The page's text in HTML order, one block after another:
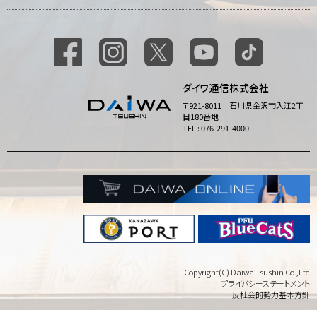
ダイワ通信株式会社
〒921-8011 石川県金沢市入江2丁
目180番地
TEL : 076-291-4000
Copyright(C) Daiwa Tsushin Co.,Ltd
プライバシーステートメント
反社会的勢力基本方針